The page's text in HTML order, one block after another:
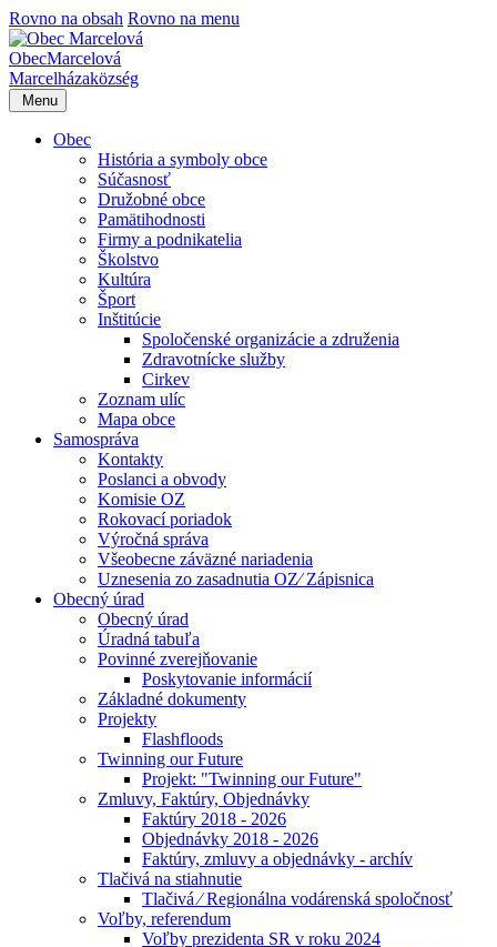
Rovno na obsah Rovno na menu
ObecMarcelová
Marcelházaközség
Menu
Obec
História a symboly obce
Súčasnosť
Družobné obce
Pamätihodnosti
Firmy a podnikatelia
Školstvo
Kultúra
Šport
Inštitúcie
Spoločenské organizácie a združenia
Zdravotnícke služby
Cirkev
Zoznam ulíc
Mapa obce
Samospráva
Kontakty
Poslanci a obvody
Komisie OZ
Rokovací poriadok
Výročná správa
Všeobecne záväzné nariadenia
Uznesenia zo zasadnutia OZ⁄ Zápisnica
Obecný úrad
Obecný úrad
Úradná tabuľa
Povinné zverejňovanie
Poskytovanie informácií
Základné dokumenty
Projekty
Flashfloods
Twinning our Future
Projekt: "Twinning our Future"
Zmluvy, Faktúry, Objednávky
Faktúry 2018 - 2026
Objednávky 2018 - 2026
Faktúry, zmluvy a objednávky - archív
Tlačivá na stiahnutie
Tlačivá ⁄ Regionálna vodárenská spoločnosť
Voľby, referendum
Voľby prezidenta SR v roku 2024